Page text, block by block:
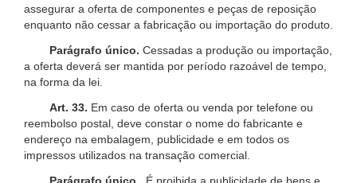
assegurar a oferta de componentes e peças de reposição
enquanto não cessar a fabricação ou importação do produto.
Parágrafo único. Cessadas a produção ou importação,
a oferta deverá ser mantida por período razoável de tempo,
na forma da lei.
Art. 33. Em caso de oferta ou venda por telefone ou
reembolso postal, deve constar o nome do fabricante e
endereço na embalagem, publicidade e em todos os
impressos utilizados na transação comercial.